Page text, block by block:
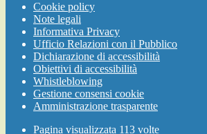
Cookie policy
Note legali
Informativa Privacy
Ufficio Relazioni con il Pubblico
Dichiarazione di accessibilità
Obiettivi di accessibilità
Whistleblowing
Gestione consensi cookie
Amministrazione trasparente
Pagina visualizzata 113 volte